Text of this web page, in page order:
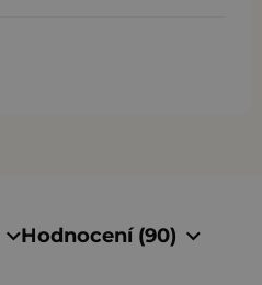
Hodnocení (90)